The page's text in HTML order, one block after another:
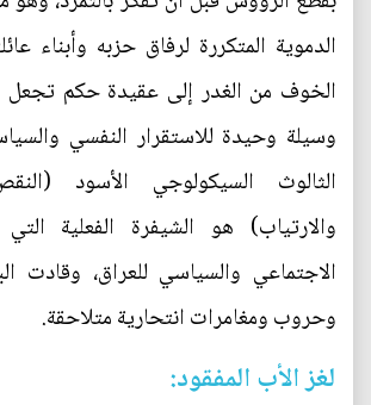
الدموية المتكررة لرفاق حزبه وأبناء
الخوف من الغدر إلى عقيدة حكم
وسيلة وحيدة للاستقرار النفسي
الثالوث السيكولوجي الأسود
والارتياب) هو الشيفرة الفعلية
الاجتماعي والسياسي للعراق، وقادت
وحروب ومغامرات انتحارية متلاحقة.
لغز الأب المفقود: